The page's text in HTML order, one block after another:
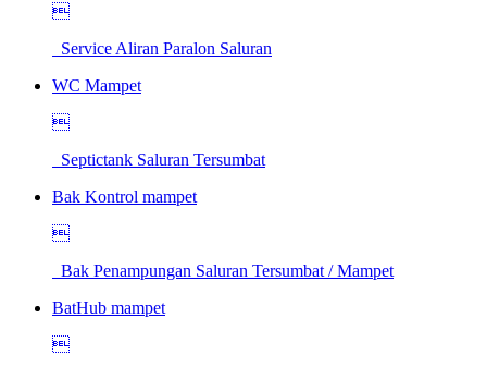

Service Aliran Paralon Saluran
WC Mampet

Septictank Saluran Tersumbat
Bak Kontrol mampet

Bak Penampungan Saluran Tersumbat / Mampet
BatHub mampet
